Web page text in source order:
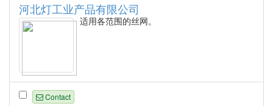
河北灯工业产品有限公司
适用各范围的丝网。
Contact